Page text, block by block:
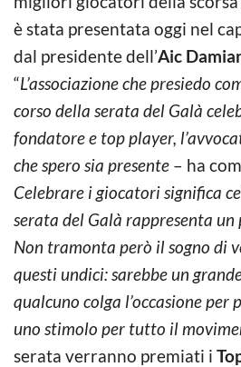
è stata presentata oggi nel
dal presidente dell’Aic
“L’associazione che presiedo
corso della serata del Galà
fondatore e top player,
che spero sia presente – ha
Celebrare i giocatori significa
serata del Galà rappresenta un
Non tramonta però il sogno di
questi undici: sarebbe un
qualcuno colga l’occasione per
uno stimolo per tutto il
serata verranno premiati i